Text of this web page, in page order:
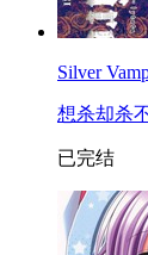
Silver
想杀却杀
已完结